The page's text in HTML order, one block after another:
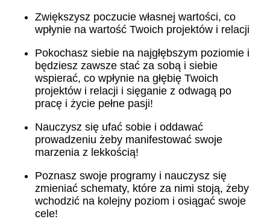
Zwiększysz poczucie własnej wartości, co
wpłynie na wartość Twoich projektów i relacji
Pokochasz siebie na najgłębszym poziomie i
będziesz zawsze stać za sobą i siebie
wspierać, co wpłynie na głębię Twoich
projektów i relacji i sięganie z odwagą po
pracę i życie pełne pasji!
Nauczysz się ufać sobie i oddawać
prowadzeniu żeby manifestować swoje
marzenia z lekkością!
Poznasz swoje programy i nauczysz się
zmieniać schematy, które za nimi stoją, żeby
wchodzić na kolejny poziom i osiągać swoje
cele!